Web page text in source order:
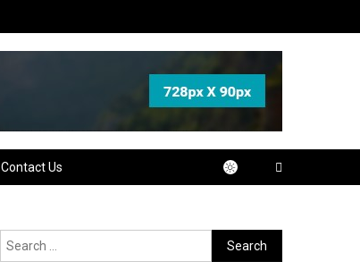
Contact Us
Search
for: